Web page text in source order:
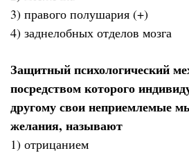
3) правого полушария (+)
4) заднелобных отделов мозга
Защитный психологический
посредством которого
другому свои неприемлемые
желания, называют
1) отрицанием